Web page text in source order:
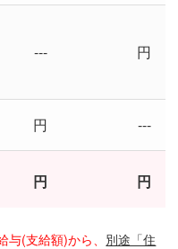
--- 円
円 ---
円 円
(支給額)から、 別途「住